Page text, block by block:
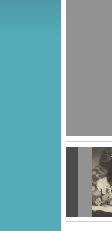
Vorige